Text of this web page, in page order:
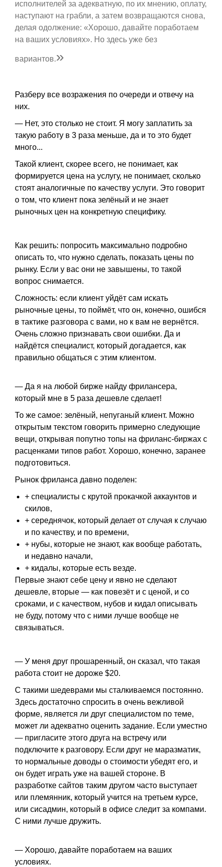
исполнителей за адекватную, по их мнению, оплату,
наступают на грабли, а затем возвращаются снова,
делая одолжение: «Хорошо, давайте поработаем
на ваших условиях». Но здесь уже без
вариантов.»
Разберу все возражения по очереди и отвечу на
них.
— Нет, это столько не стоит. Я могу заплатить за
такую работу в 3 раза меньше, да и то это будет
много...
Такой клиент, скорее всего, не понимает, как
формируется цена на услугу, не понимает, сколько
стоят аналогичные по качеству услуги. Это говорит
о том, что клиент пока зелёный и не знает
рыночных цен на конкретную специфику.
Как решить: попросить максимально подробно
описать то, что нужно сделать, показать цены по
рынку. Если у вас они не завышены, то такой
вопрос снимается.
Сложность: если клиент уйдёт сам искать
рыночные цены, то поймёт, что он, конечно, ошибся
в тактике разговора с вами, но к вам не вернётся.
Очень сложно признавать свои ошибки. Да и
найдётся специалист, который догадается, как
правильно общаться с этим клиентом.
— Да я на любой бирже найду фрилансера,
который мне в 5 раза дешевле сделает!
То же самое: зелёный, непуганый клиент. Можно
открытым текстом говорить примерно следующие
вещи, открывая попутно топы на фриланс-биржах с
расценками типов работ. Хорошо, конечно, заранее
подготовиться.
Рынок фриланса давно поделен:
+ специалисты с крутой прокачкой аккаунтов и
скилов,
+ середнячок, который делает от случая к случаю
и по качеству, и по времени,
+ нубы, которые не знают, как вообще работать,
и недавно начали,
+ кидалы, которые есть везде.
Первые знают себе цену и явно не сделают
дешевле, вторые — как повезёт и с ценой, и со
сроками, и с качеством, нубов и кидал описывать
не буду, потому что с ними лучше вообще не
связываться.
— У меня друг прошаренный, он сказал, что такая
работа стоит не дороже $20.
С такими шедеврами мы сталкиваемся постоянно.
Здесь достаточно спросить в очень вежливой
форме, является ли друг специалистом по теме,
может ли адекватно оценить задание. Если уместно
— пригласите этого друга на встречу или
подключите к разговору. Если друг не маразматик,
то нормальные доводы о стоимости убедят его, и
он будет играть уже на вашей стороне. В
разработке сайтов таким другом часто выступает
или племянник, который учится на третьем курсе,
или сисадмин, который в офисе следит за компами.
С ними лучше дружить.
— Хорошо, давайте поработаем на ваших
условиях.